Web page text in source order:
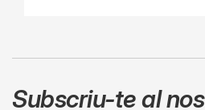
Subscriu-te al